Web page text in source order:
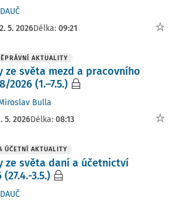
5. 2026Délka: 09:21
AKTUALITY
ze světa mezd a pracovního
2026 (1.–7.5.)
Bulla
5. 2026Délka: 08:13
ÚČETNÍ AKTUALITY
ze světa daní a účetnictví
3.5.)